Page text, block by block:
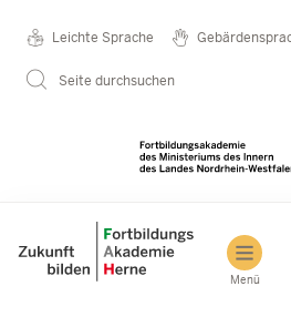
Metanavigation
Leichte Sprache
Seite durchsuchen
Main
Menü